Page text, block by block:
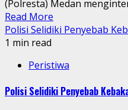
(Polresta) Medan
Read More
Polisi Selidiki Penyebab
1 min read
Peristiwa
Polisi Selidiki Penyebab